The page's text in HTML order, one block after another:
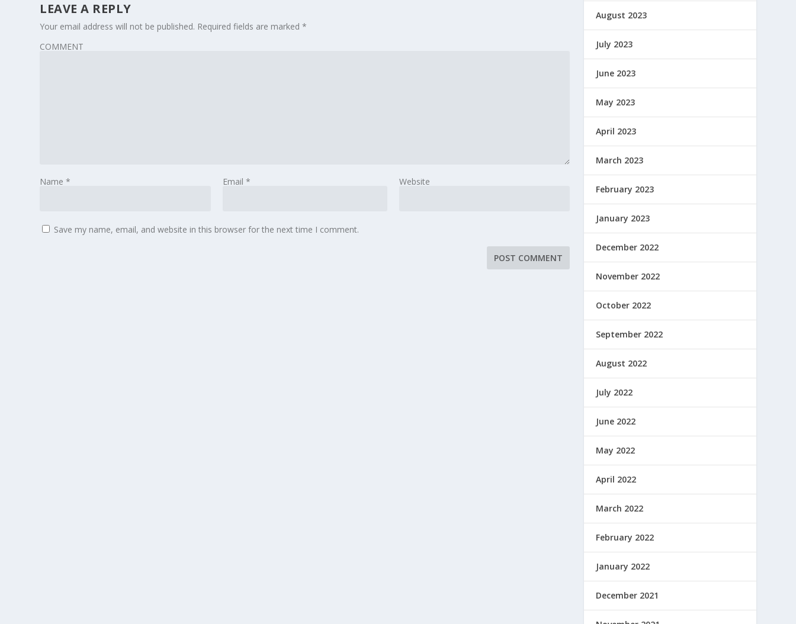
LEAVE A REPLY
Your email address will not be published. Required fields are marked*
COMMENT
Name* Email * Website
Save my name, email, and website in this browser for the next time I comment.
August 2023
July 2023
June 2023
May 2023
April 2023
March 2023
February 2023
January 2023
December 2022
November 2022
October 2022
September 2022
August 2022
July 2022
June 2022
May 2022
April 2022
March 2022
February 2022
January 2022
December 2021